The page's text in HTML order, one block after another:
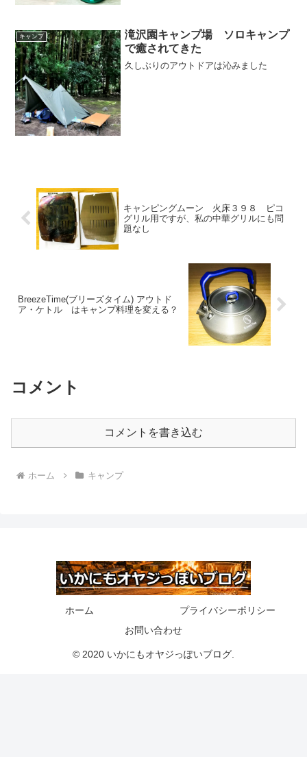
キャンプ
滝沢園キャンプ場 ソロキャンプ
で癒されてきた
久しぶりのアウトドアは沁みました
キャンピングムーン 火床３９８ ピコ
グリル用ですが、私の中華グリルにも問
題なし
BreezeTime(ブリーズタイム) アウトド
ア・ケトル はキャンプ料理を変える？
コメント
コメントを書き込む
ホーム キャンプ
ホーム
プライバシーポリシー
お問い合わせ
© 2020 いかにもオヤジっぽいブログ.